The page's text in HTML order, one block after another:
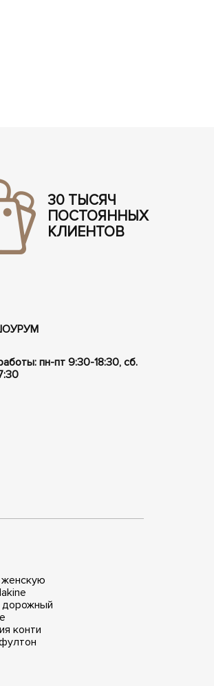
30 ТЫСЯЧ
ПОСТОЯННЫХ
КЛИЕНТОВ
пн-пт 9:30-18:30, сб.
конти